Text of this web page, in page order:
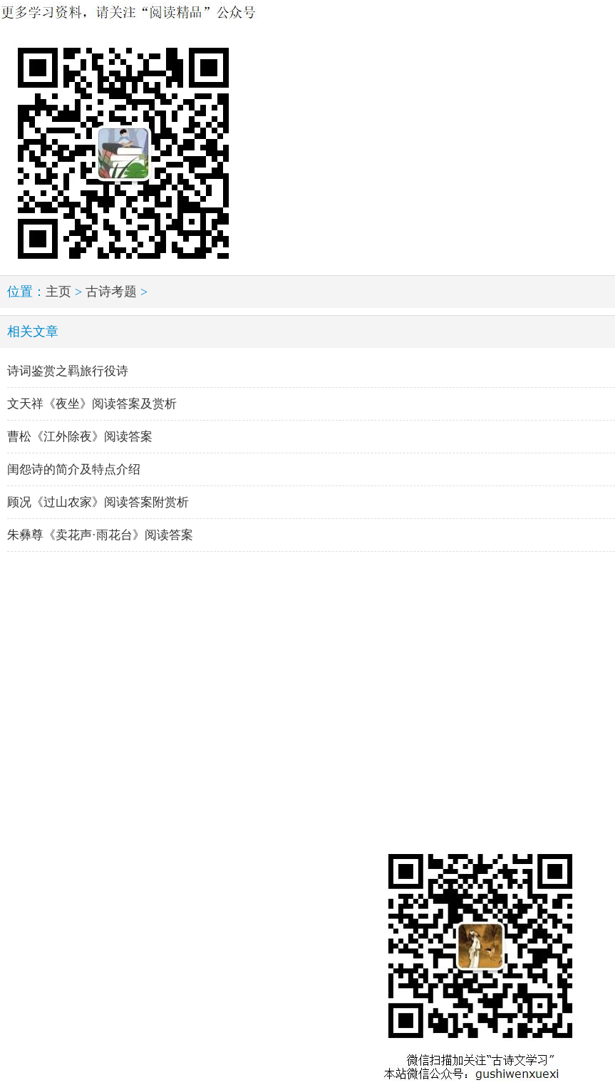
位置： 主页 > 古诗考题 >
相关文章
诗词鉴赏之羁旅行役诗
文天祥《夜坐》阅读答案及赏析
曹松《江外除夜》阅读答案
闺怨诗的简介及特点介绍
顾况《过山农家》阅读答案附赏析
朱彝尊《卖花声·雨花台》阅读答案